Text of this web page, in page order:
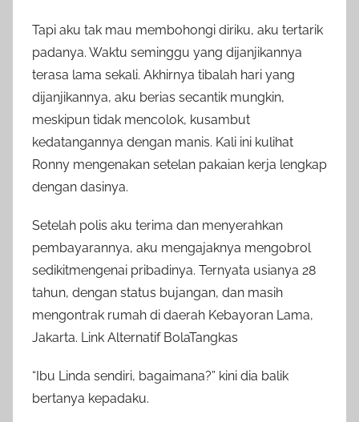
Tapi aku tak mau membohongi diriku, aku tertarik
padanya. Waktu seminggu yang dijanjikannya
terasa lama sekali. Akhirnya tibalah hari yang
dijanjikannya, aku berias secantik mungkin,
meskipun tidak mencolok, kusambut
kedatangannya dengan manis. Kali ini kulihat
Ronny mengenakan setelan pakaian kerja lengkap
dengan dasinya.
Setelah polis aku terima dan menyerahkan
pembayarannya, aku mengajaknya mengobrol
sedikitmengenai pribadinya. Ternyata usianya 28
tahun, dengan status bujangan, dan masih
mengontrak rumah di daerah Kebayoran Lama,
Jakarta. Link Alternatif BolaTangkas
“Ibu Linda sendiri, bagaimana?” kini dia balik
bertanya kepadaku.